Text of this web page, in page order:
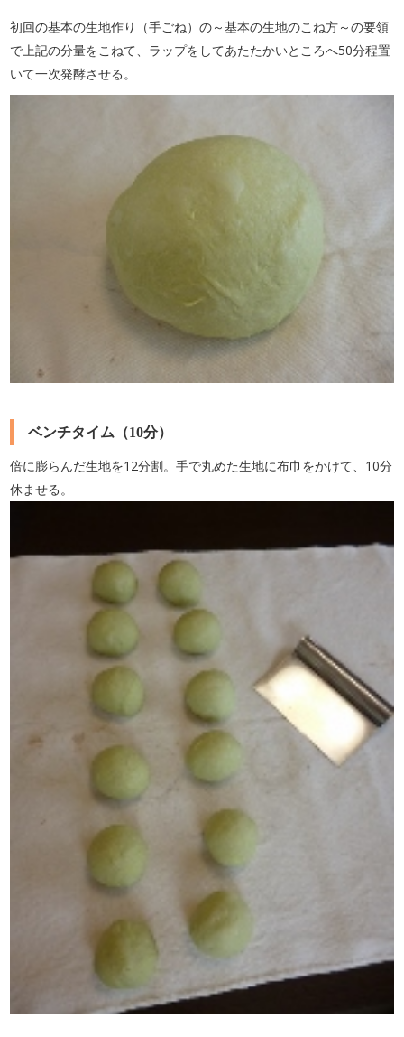
初回の基本の生地作り（手ごね）の～基本の生地のこね方～の要領
で上記の分量をこねて、ラップをしてあたたかいところへ50分程置
いて一次発酵させる。
ベンチタイム（10分）
倍に膨らんだ生地を12分割。手で丸めた生地に布巾をかけて、10分
休ませる。